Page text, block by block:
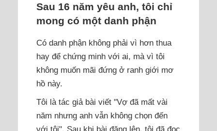
Sau 16 năm yêu anh, tôi chỉ
mong có một danh phận
Có danh phận không phải vì hơn thua
hay để chứng minh với ai, mà vì tôi
không muốn mãi đứng ở ranh giới mơ
hồ này.
Tôi là tác giả bài viết "Vợ đã mất vài
năm nhưng anh vẫn không chọn đến